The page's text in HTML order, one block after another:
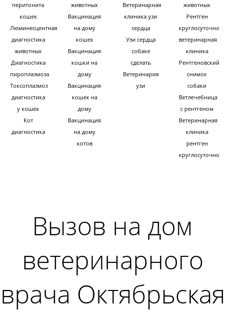
перитонита
кошек
Люминесцентная
диагностика
животных
Диагностика
пироплазмоза
Токсоплазмоз
диагностика
у кошек
Кот
диагностика
животных
Вакцинация
на дому
кошек
Вакцинация
кошки на
дому
Вакцинация
кошек на
дому
Вакцинация
на дому
котов
Ветеринарная
клиника узи
сердца
Узи сердца
собаке
сделать
Ветеринария
узи
животных
Рентген
круглосуточно
ветеринарная
клиника
Рентгеновский
снимок
собаки
Ветлечебница
с рентгеном
Ветеринарная
клиника
рентген
круглосуточно
Вызов на дом
ветеринарного
врача Октябрьская